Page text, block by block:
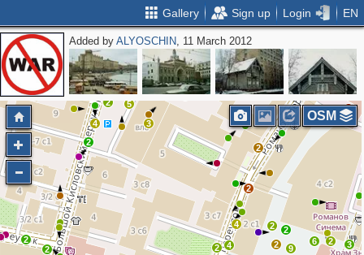
Gallery Sign up Login EN
Added byALYOSCHIN, 11 March 2012
9
2
4
2
4 2
2
2
6 3
12
5
10
7
2
5
2
2
2
2
2
4
5
3
2
2
2
2
2
2
OSM